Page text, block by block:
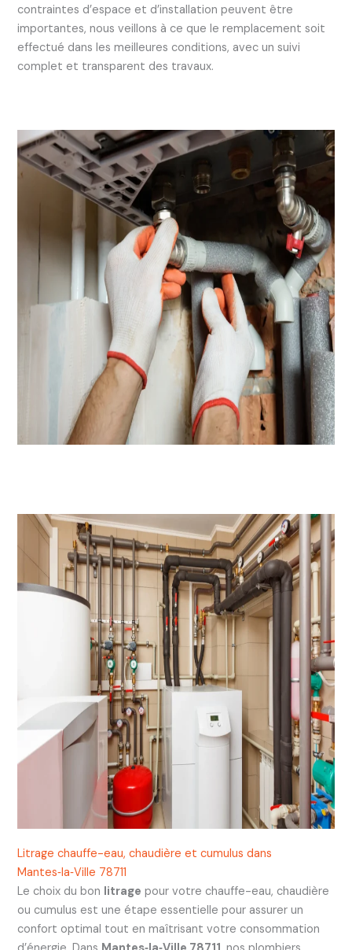
contraintes d’espace et d’installation peuvent être
importantes, nous veillons à ce que le remplacement soit
effectué dans les meilleures conditions, avec un suivi
complet et transparent des travaux.
Litrage chauffe-eau, chaudière et cumulus dans
Mantes‑la‑Ville 78711
Le choix du bon litrage pour votre chauffe-eau, chaudière
ou cumulus est une étape essentielle pour assurer un
confort optimal tout en maîtrisant votre consommation